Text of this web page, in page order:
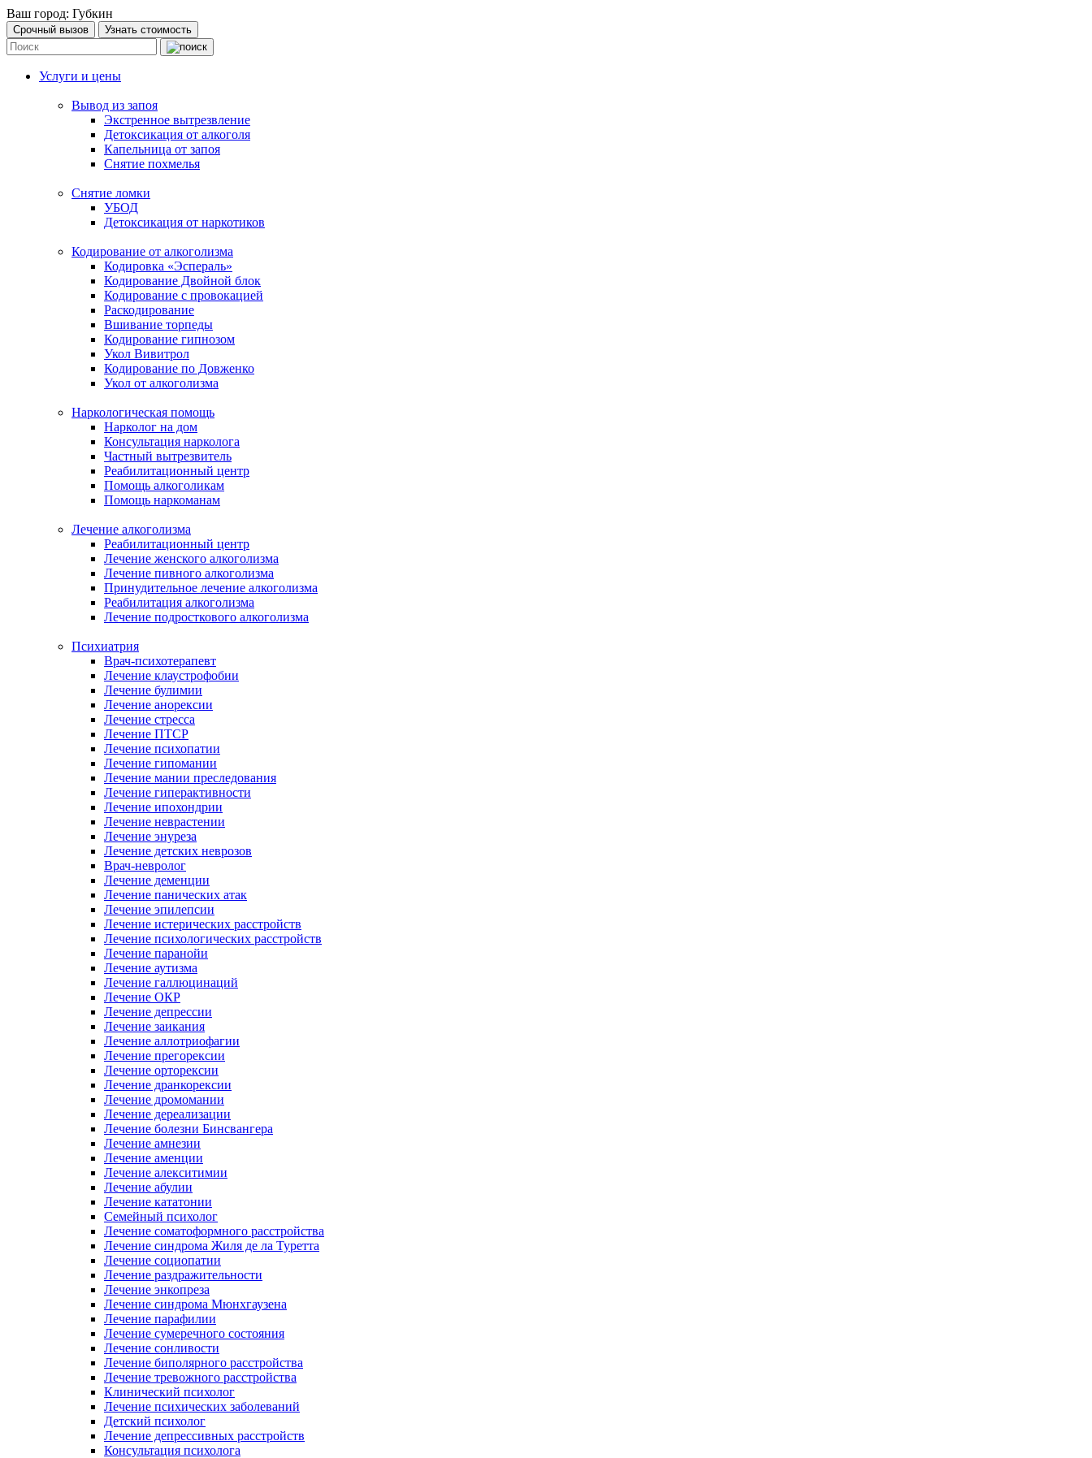
Ваш город: Губкин
Срочный вызов Узнать стоимость
Услуги и цены
Вывод из запоя
Экстренное вытрезвление
Детоксикация от алкоголя
Капельница от запоя
Снятие похмелья
Снятие ломки
УБОД
Детоксикация от наркотиков
Кодирование от алкоголизма
Кодировка «Эспераль»
Кодирование Двойной блок
Кодирование с провокацией
Раскодирование
Вшивание торпеды
Кодирование гипнозом
Укол Вивитрол
Кодирование по Довженко
Укол от алкоголизма
Наркологическая помощь
Нарколог на дом
Консультация нарколога
Частный вытрезвитель
Реабилитационный центр
Помощь алкоголикам
Помощь наркоманам
Лечение алкоголизма
Реабилитационный центр
Лечение женского алкоголизма
Лечение пивного алкоголизма
Принудительное лечение алкоголизма
Реабилитация алкоголизма
Лечение подросткового алкоголизма
Психиатрия
Врач-психотерапевт
Лечение клаустрофобии
Лечение булимии
Лечение анорексии
Лечение стресса
Лечение ПТСР
Лечение психопатии
Лечение гипомании
Лечение мании преследования
Лечение гиперактивности
Лечение ипохондрии
Лечение неврастении
Лечение энуреза
Лечение детских неврозов
Врач-невролог
Лечение деменции
Лечение панических атак
Лечение эпилепсии
Лечение истерических расстройств
Лечение психологических расстройств
Лечение паранойи
Лечение аутизма
Лечение галлюцинаций
Лечение ОКР
Лечение депрессии
Лечение заикания
Лечение аллотриофагии
Лечение прегорексии
Лечение орторексии
Лечение дранкорексии
Лечение дромомании
Лечение дереализации
Лечение болезни Бинсвангера
Лечение амнезии
Лечение аменции
Лечение алекситимии
Лечение абулии
Лечение кататонии
Семейный психолог
Лечение соматоформного расстройства
Лечение синдрома Жиля де ла Туретта
Лечение социопатии
Лечение раздражительности
Лечение энкопреза
Лечение синдрома Мюнхгаузена
Лечение парафилии
Лечение сумеречного состояния
Лечение сонливости
Лечение биполярного расстройства
Лечение тревожного расстройства
Клинический психолог
Лечение психических заболеваний
Детский психолог
Лечение депрессивных расстройств
Консультация психолога